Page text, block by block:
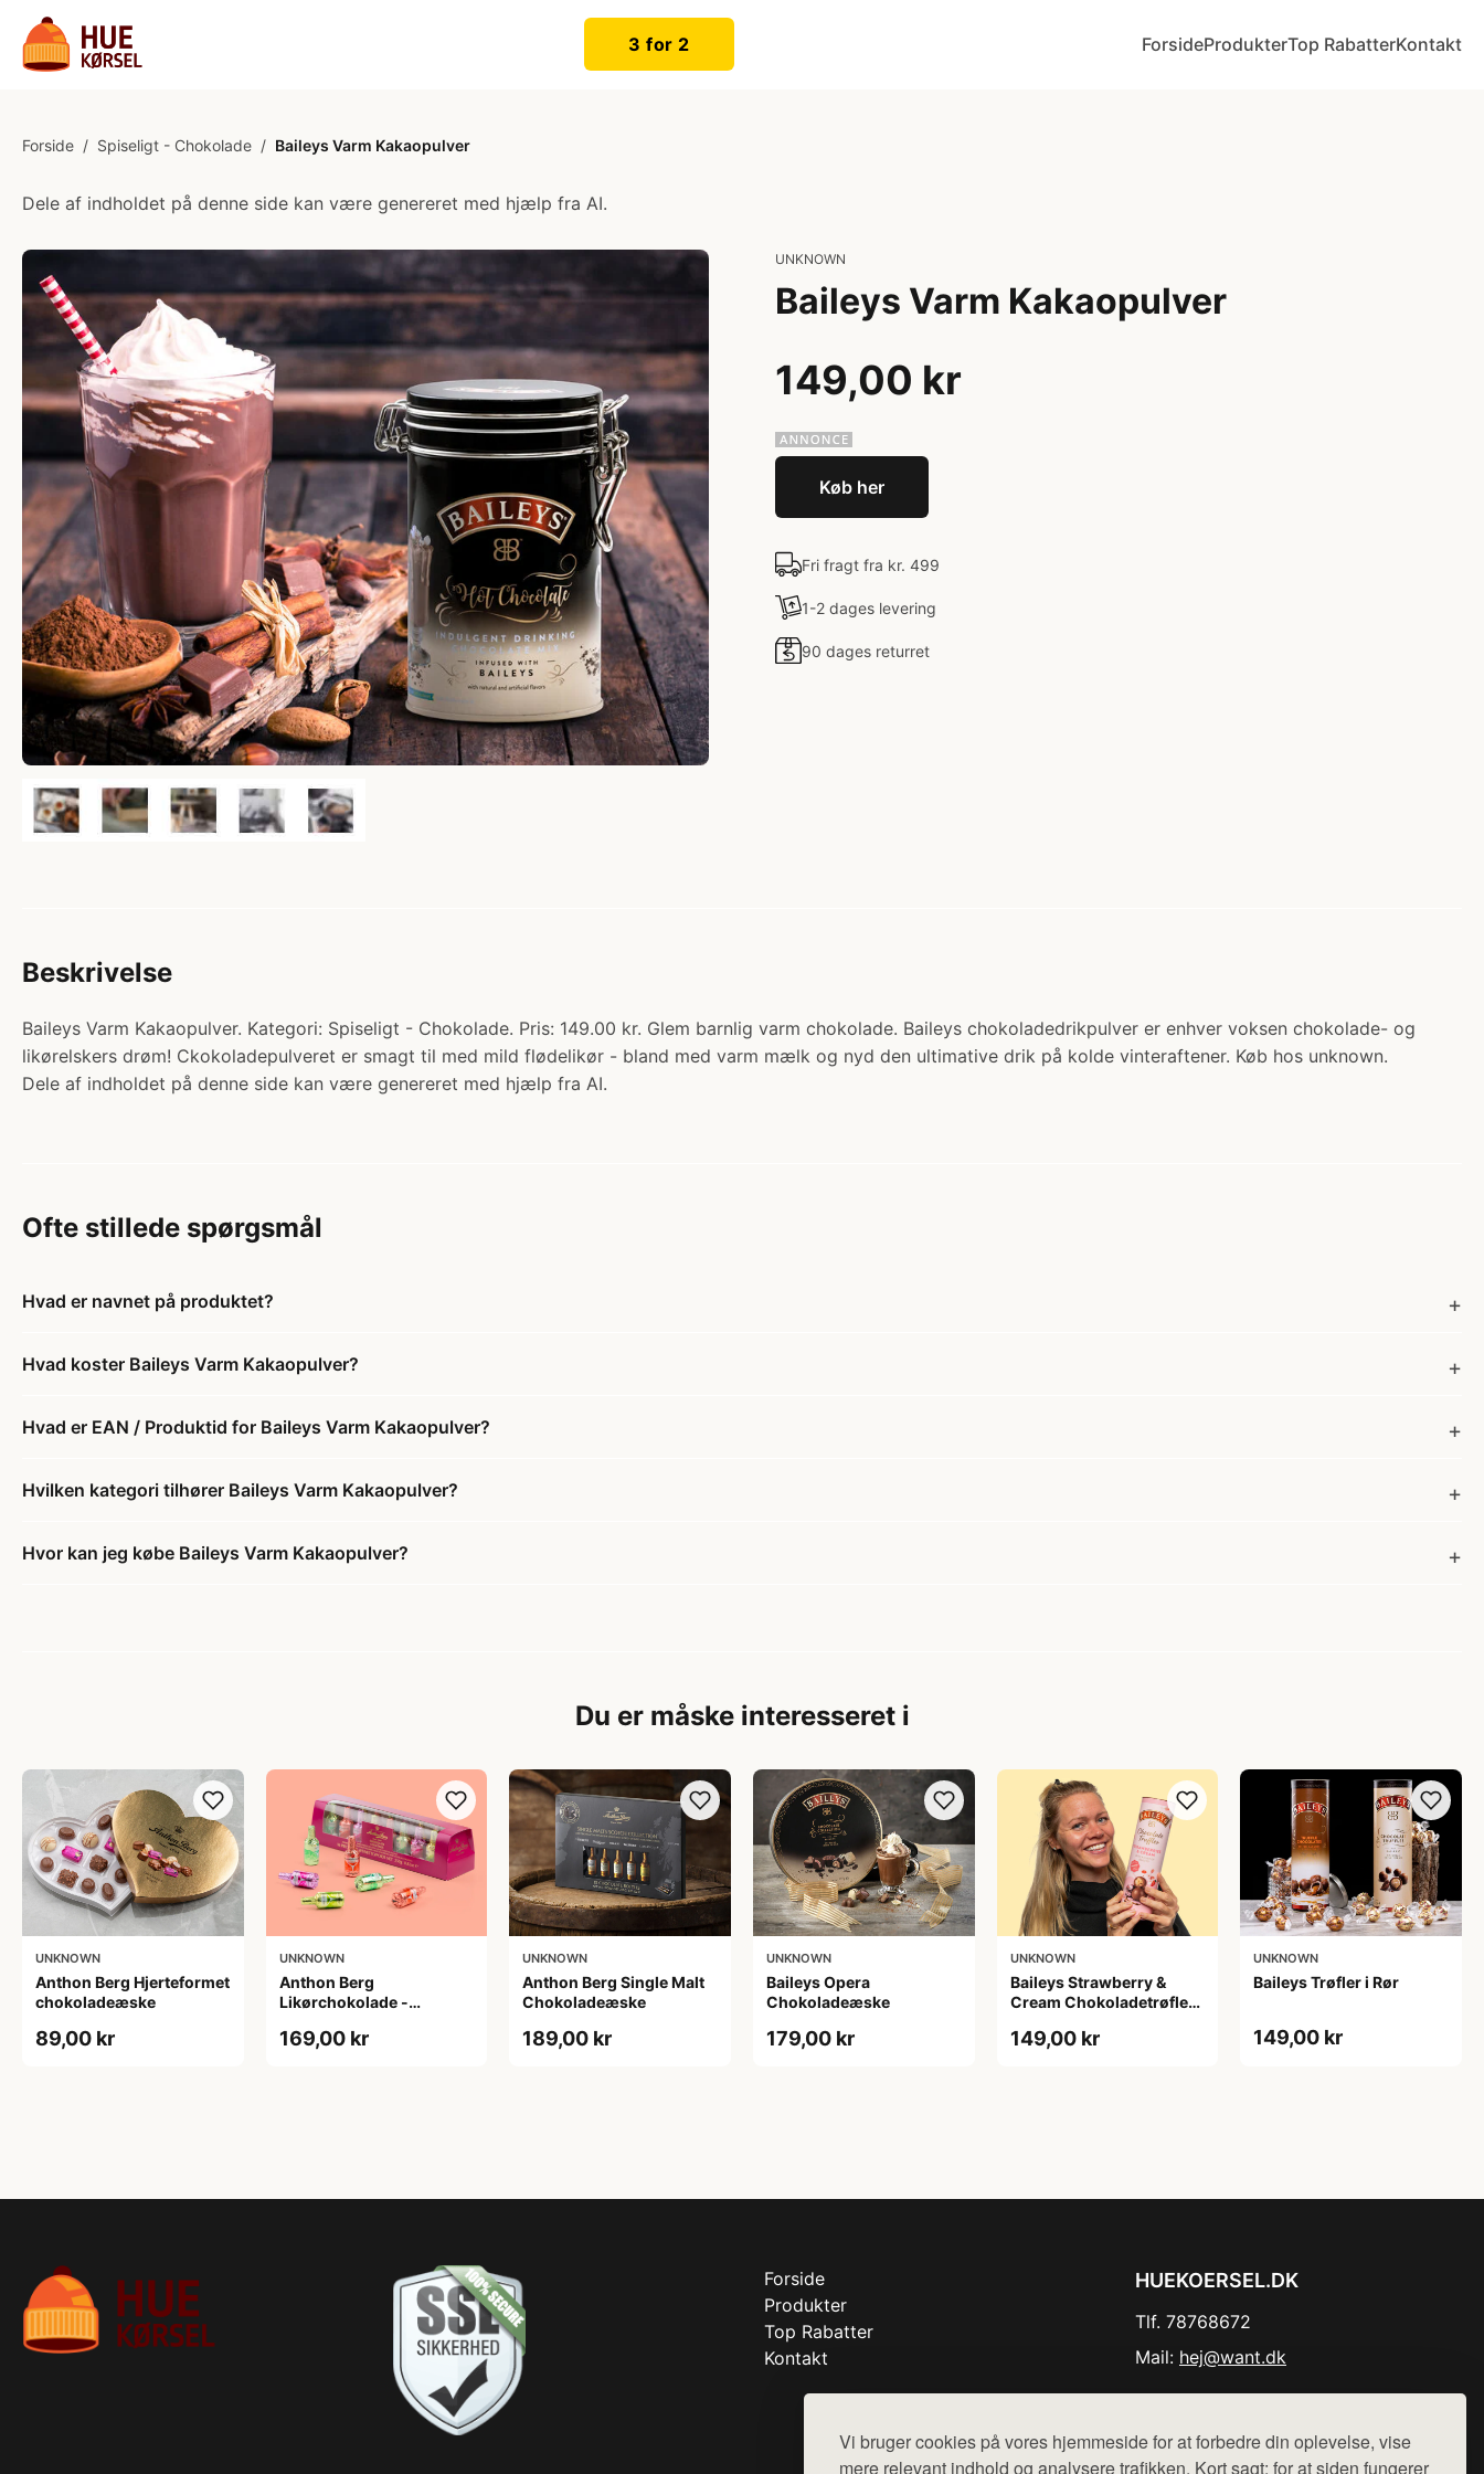
Vi bruger cookies på vores hjemmeside for at forbedre din oplevelse, vise
mere relevant indhold og analysere trafikken. Kort sagt: for at siden fungerer
3 for 2 ForsideProdukterTop RabatterKontakt
Forside / Spiseligt - Chokolade / Baileys Varm Kakaopulver
Dele af indholdet på denne side kan være genereret med hjælp fra AI.
UNKNOWN
Baileys Varm Kakaopulver
149,00 kr
Køb her
Fri fragt fra kr. 499
1-2 dages levering
90 dages returret
Beskrivelse
Baileys Varm Kakaopulver. Kategori: Spiseligt - Chokolade. Pris: 149.00 kr. Glem barnlig varm chokolade. Baileys chokoladedrikpulver er enhver voksen chokolade- og
likørelskers drøm! Ckokoladepulveret er smagt til med mild flødelikør - bland med varm mælk og nyd den ultimative drik på kolde vinteraftener. Køb hos unknown.
Dele af indholdet på denne side kan være genereret med hjælp fra AI.
Ofte stillede spørgsmål
Hvad er navnet på produktet?
Hvad koster Baileys Varm Kakaopulver?
Hvad er EAN / Produktid for Baileys Varm Kakaopulver?
Hvilken kategori tilhører Baileys Varm Kakaopulver?
Hvor kan jeg købe Baileys Varm Kakaopulver?
Du er måske interesseret i
UNKNOWN
Anthon Berg Hjerteformet
chokoladeæske
89,00 kr
UNKNOWN
Anthon Berg
Likørchokolade -
169,00 kr
UNKNOWN
Anthon Berg Single Malt
Chokoladeæske
189,00 kr
UNKNOWN
Baileys Opera
Chokoladeæske
179,00 kr
UNKNOWN
Baileys Strawberry &
Cream Chokoladetrøfler i
149,00 kr
UNKNOWN
Baileys Trøfler i Rør
149,00 kr
Forside
Produkter
Top Rabatter
Kontakt
HUEKOERSEL.DK
Tlf. 78768672
Mail: hej@want.dk